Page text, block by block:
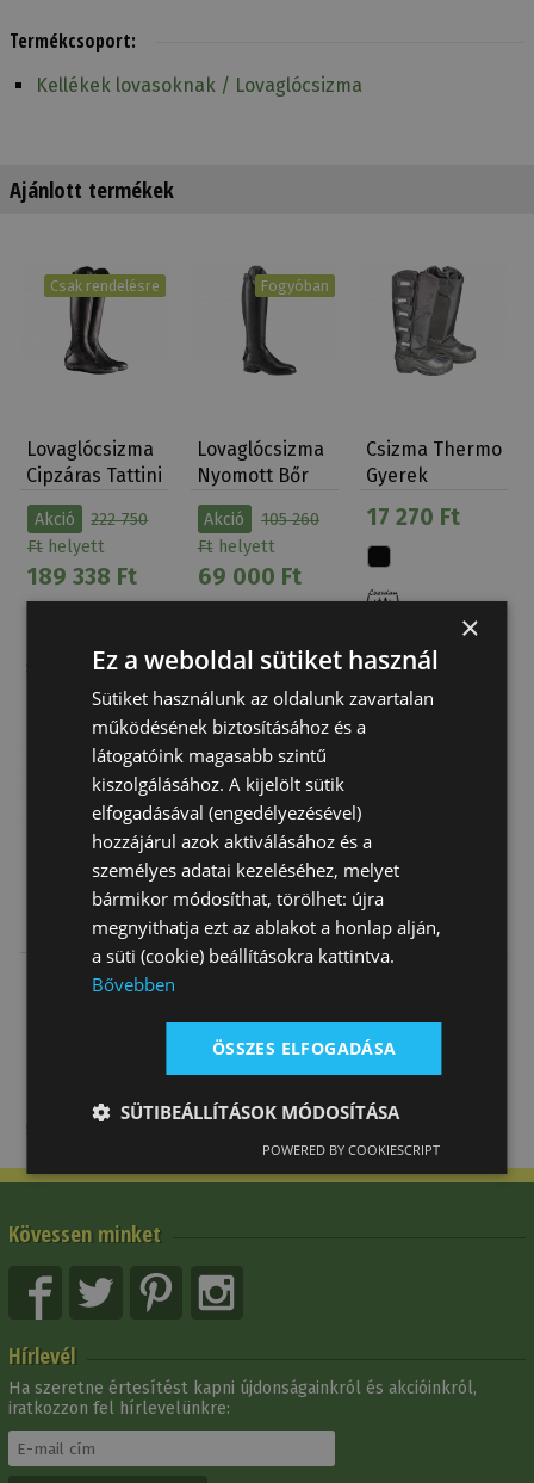
Termékcsoport:
Kellékek lovasoknak / Lovaglócsizma
Ajánlott termékek
Csak rendelésre
Lovaglócsizma
Cipzáras Tattini
Segugio
Akció
222 750
Ft helyett
189 338 Ft
Fogyóban
Lovaglócsizma
Nyomott Bőr
Tattini Bracco
Akció
105 260
Fthelyett
69 000 Ft
Csizma Thermo
Gyerek
17 270 Ft
Lovaglócsizma
Close Contact
Fűzős Nyomo…
165 380
Lovaglócsizma
Gumi Black-
Forest
Csizma
Western Brad
Ren's Világos
67 065 Ft
Kövessen minket
Hírlevél
Ha szeretne értesítést kapni újdonságainkról és akcióinkról,
iratkozzon fel hírlevelünkre:
×
Ez a weboldal sütiket használ
Sütiket használunk az oldalunk zavartalan
működésének biztosításához és a
látogatóink magasabb szintű
kiszolgálásához. A kijelölt sütik
elfogadásával (engedélyezésével)
hozzájárul azok aktiválásához és a
személyes adatai kezeléséhez, melyet
bármikor módosíthat, törölhet: újra
megnyithatja ezt az ablakot a honlap alján,
a süti (cookie) beállításokra kattintva.
Bővebben
ÖSSZES ELFOGADÁSA
SÜTIBEÁLLÍTÁSOK MÓDOSÍTÁSA
POWERED BY COOKIESCRIPT